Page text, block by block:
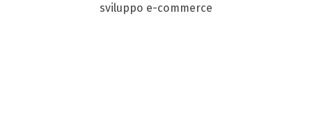
sviluppo e-commerce